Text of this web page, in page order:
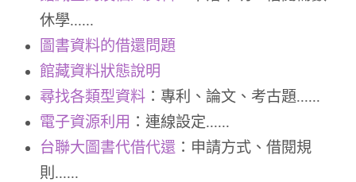
休學......
圖書資料的借還問題
館藏資料狀態說明
尋找各類型資料 ：專利、論文、考古題......
電子資源利用 ：連線設定......
台聯大圖書代借代還 ：申請方式、借閱規
則......